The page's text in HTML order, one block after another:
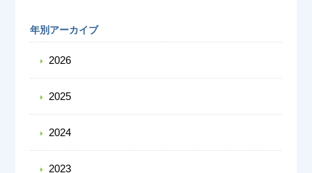
年別アーカイブ
2026
2025
2024
2023